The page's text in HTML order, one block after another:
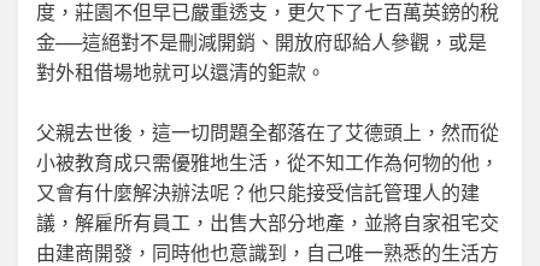
度，莊園不但早已嚴重透支，更欠下了七百萬英鎊的稅
金──這絕對不是刪減開銷、開放府邸給人參觀，或是
對外租借場地就可以還清的鉅款。
父親去世後，這一切問題全都落在了艾德頭上，然而從
小被教育成只需優雅地生活，從不知工作為何物的他，
又會有什麼解決辦法呢？他只能接受信託管理人的建
議，解雇所有員工，出售大部分地產，並將自家祖宅交
由建商開發，同時他也意識到，自己唯一熟悉的生活方